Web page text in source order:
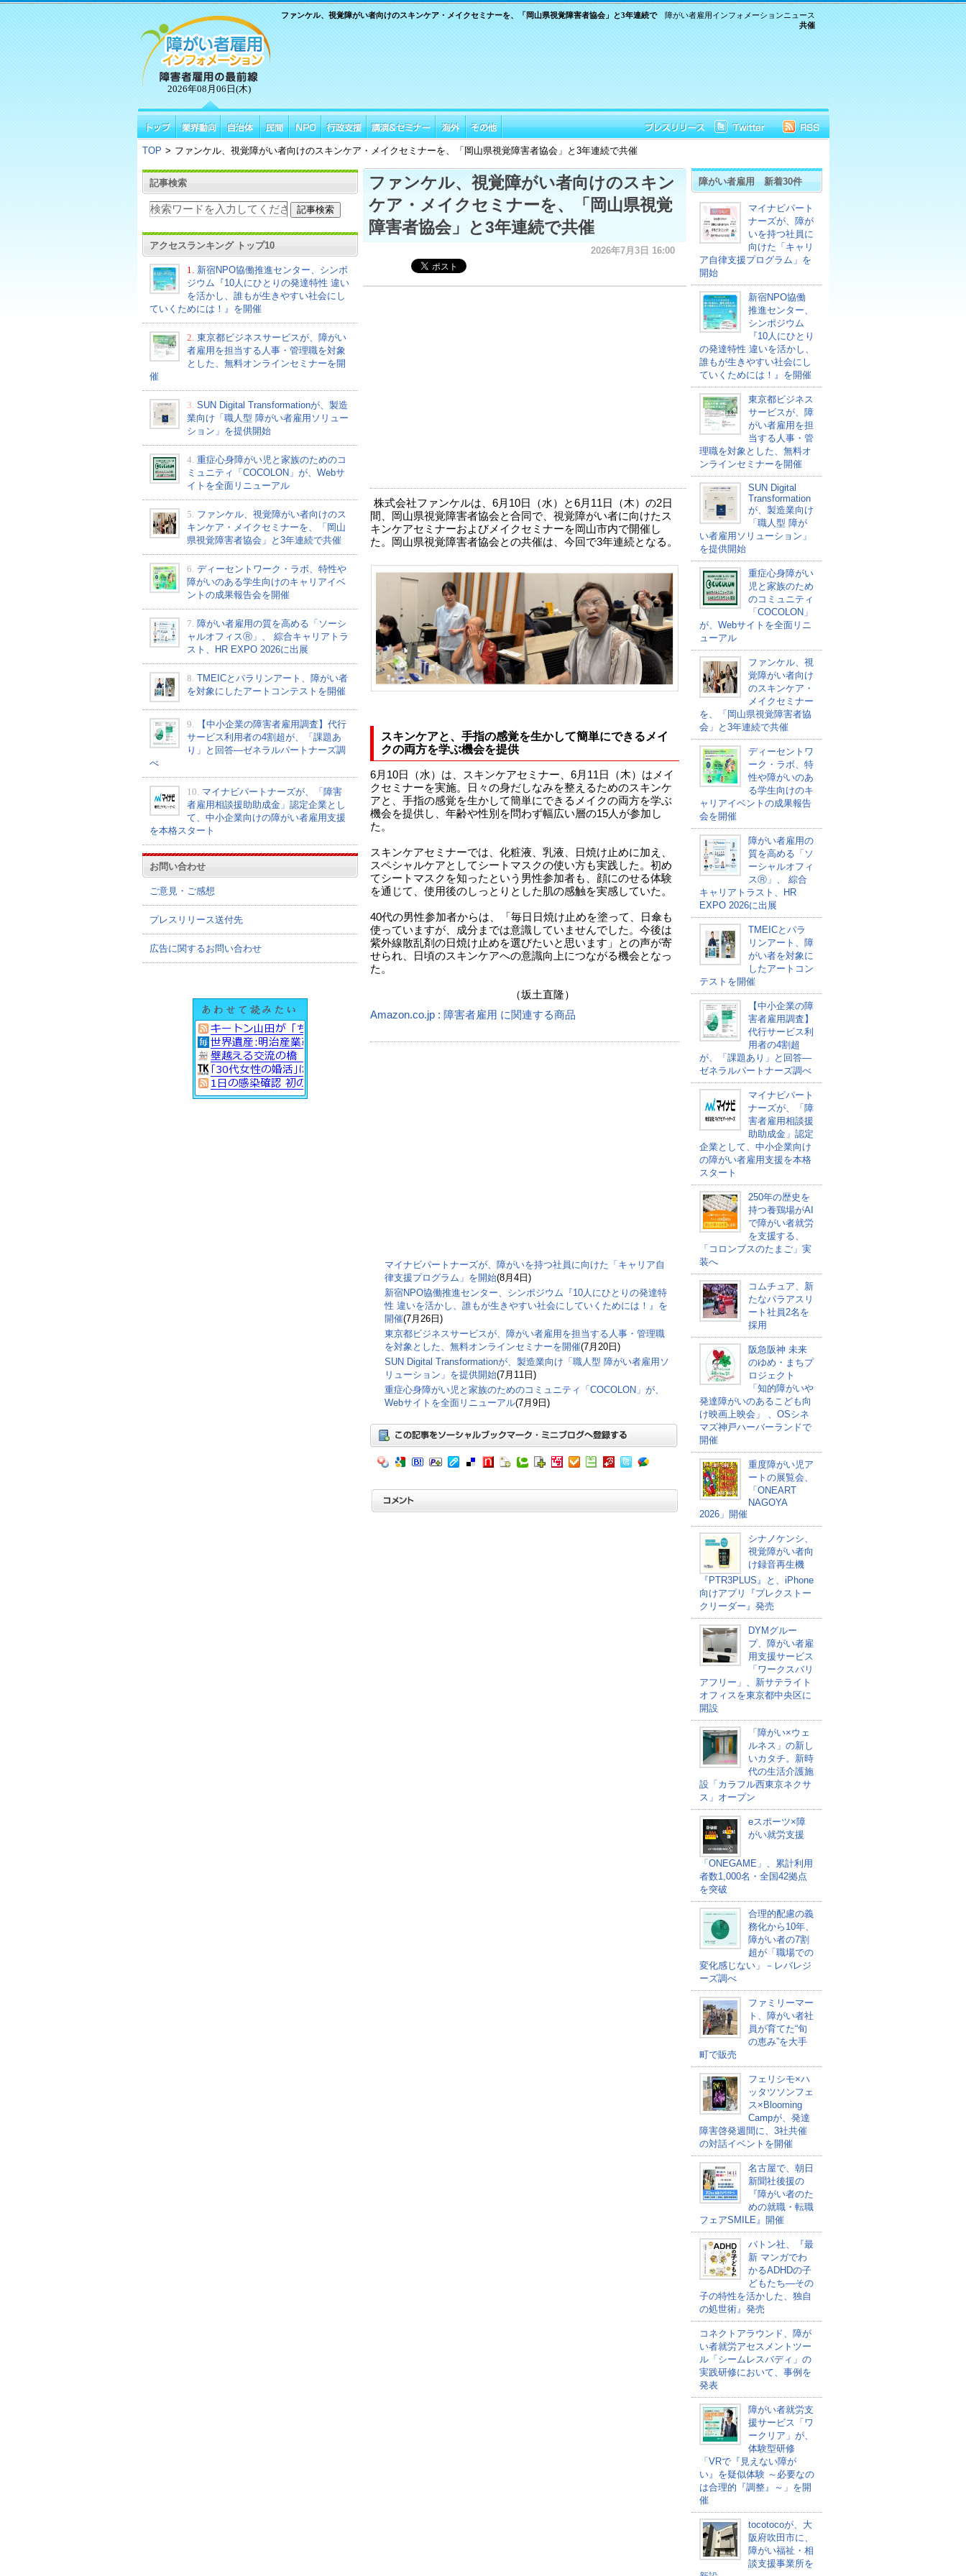
2026年08月06日(木)
障がい者雇用インフォメーションニュース
ファンケル、視覚障がい者向けのスキンケア・メイクセミナーを、「岡山県視覚障害者協会」と3年連続で
共催
TOP > ファンケル、視覚障がい者向けのスキンケア・メイクセミナーを、「岡山県視覚障害者協会」と3年連続で共催
記事検索
アクセスランキング トップ10
1.
新宿NPO協働推進センター、シンポ
ジウム『10人にひとりの発達特性 違い
を活かし、誰もが生きやすい社会にし
ていくためには！』を開催
2. 東京都ビジネスサービスが、障がい
者雇用を担当する人事・管理職を対象
とした、無料オンラインセミナーを開
催
3. SUN Digital Transformationが、製造
業向け「職人型 障がい者雇用ソリュー
ション」を提供開始
4. 重症心身障がい児と家族のためのコ
ミュニティ「COCOLON」が、Webサ
イトを全面リニューアル
5. ファンケル、視覚障がい者向けのス
キンケア・メイクセミナーを、「岡山
県視覚障害者協会」と3年連続で共催
6. ディーセントワーク・ラボ、特性や
障がいのある学生向けのキャリアイベ
ントの成果報告会を開催
7. 障がい者雇用の質を高める「ソーシ
ャルオフィスⓇ」、 綜合キャリアトラ
スト、HR EXPO 2026に出展
8. TMEICとパラリンアート、障がい者
を対象にしたアートコンテストを開催
9.
【中小企業の障害者雇用調査】代行
サービス利用者の4割超が、「課題あ
り」と回答―ゼネラルパートナーズ調
べ
10. マイナビパートナーズが、「障害
者雇用相談援助助成金」認定企業とし
て、中小企業向けの障がい者雇用支援
を本格スタート
お問い合わせ
ご意見・ご感想
プレスリリース送付先
広告に関するお問い合わせ
ファンケル、視覚障がい者向けのスキン
ケア・メイクセミナーを、「岡山県視覚
障害者協会」と3年連続で共催
2026年7月3日 16:00
株式会社ファンケルは、6月10日（水）と6月11日（木）の2日
間、岡山県視覚障害者協会と合同で、視覚障がい者に向けたス
キンケアセミナーおよびメイクセミナーを岡山市内で開催し
た。岡山県視覚障害者協会との共催は、今回で3年連続となる。
スキンケアと、手指の感覚を生かして簡単にできるメイ
クの両方を学ぶ機会を提供
6月10日（水）は、スキンケアセミナー、6月11日（木）はメイ
クセミナーを実施。日々の身だしなみを整えるためのスキンケ
アと、手指の感覚を生かして簡単にできるメイクの両方を学ぶ
機会を提供し、年齢や性別を問わず幅広い層の15人が参加し
た。
スキンケアセミナーでは、化粧液、乳液、日焼け止めに加え、
スペシャルケアとしてシートマスクの使い方も実践した。初め
てシートマスクを知ったという男性参加者も、顔にのせる体験
を通じて、使用後のしっとりとした肌の感触を実感していた。
40代の男性参加者からは、「毎日日焼け止めを塗って、日傘も
使っていますが、成分までは意識していませんでした。今後は
紫外線散乱剤の日焼け止めを選びたいと思います」との声が寄
せられ、日頃のスキンケアへの意識向上につながる機会となっ
た。
（坂土直隆）
Amazon.co.jp : 障害者雇用 に関連する商品
マイナビパートナーズが、障がいを持つ社員に向けた「キャリア自
律支援プログラム」を開始(8月4日)
新宿NPO協働推進センター、シンポジウム『10人にひとりの発達特
性 違いを活かし、誰もが生きやすい社会にしていくためには！』を
開催(7月26日)
東京都ビジネスサービスが、障がい者雇用を担当する人事・管理職
を対象とした、無料オンラインセミナーを開催(7月20日)
SUN Digital Transformationが、製造業向け「職人型 障がい者雇用ソ
リューション」を提供開始(7月11日)
重症心身障がい児と家族のためのコミュニティ「COCOLON」が、
Webサイトを全面リニューアル(7月9日)
障がい者雇用 新着30件
マイナビパート
ナーズが、障が
いを持つ社員に
向けた「キャリ
ア自律支援プログラム」を
開始
新宿NPO協働
推進センター、
シンポジウム
『10人にひとり
の発達特性 違いを活かし、
誰もが生きやすい社会にし
ていくためには！』を開催
東京都ビジネス
サービスが、障
がい者雇用を担
当する人事・管
理職を対象とした、無料オ
ンラインセミナーを開催
SUN Digital
Transformation
が、製造業向け
「職人型 障が
い者雇用ソリューション」
を提供開始
重症心身障がい
児と家族のため
のコミュニティ
「COCOLON」
が、Webサイトを全面リニ
ューアル
ファンケル、視
覚障がい者向け
のスキンケア・
メイクセミナー
を、「岡山県視覚障害者協
会」と3年連続で共催
ディーセントワ
ーク・ラボ、特
性や障がいのあ
る学生向けのキ
ャリアイベントの成果報告
会を開催
障がい者雇用の
質を高める「ソ
ーシャルオフィ
スⓇ」、 綜合
キャリアトラスト、HR
EXPO 2026に出展
TMEICとパラ
リンアート、障
がい者を対象に
したアートコン
テストを開催
【中小企業の障
害者雇用調査】
代行サービス利
用者の4割超
が、「課題あり」と回答―
ゼネラルパートナーズ調べ
マイナビパート
ナーズが、「障
害者雇用相談援
助助成金」認定
企業として、中小企業向け
の障がい者雇用支援を本格
スタート
250年の歴史を
持つ養鶏場がAI
で障がい者就労
を支援する、
「コロンブスのたまご」実
装へ
コムチュア、新
たなパラアスリ
ート社員2名を
採用
阪急阪神 未来
のゆめ・まちプ
ロジェクト
「知的障がいや
発達障がいのあるこども向
け映画上映会」 、OSシネ
マズ神戸ハーバーランドで
開催
重度障がい児ア
ートの展覧会、
「ONEART
NAGOYA
2026」開催
シナノケンシ、
視覚障がい者向
け録音再生機
『PTR3PLUS』と、iPhone
向けアプリ『プレクストー
クリーダー』発売
DYMグルー
プ、障がい者雇
用支援サービス
「ワークスバリ
アフリー」、新サテライト
オフィスを東京都中央区に
開設
「障がい×ウェ
ルネス」の新し
いカタチ。新時
代の生活介護施
設「カラフル西東京ネクサ
ス」オープン
eスポーツ×障
がい就労支援
「ONEGAME」、累計利用
者数1,000名・全国42拠点
を突破
合理的配慮の義
務化から10年、
障がい者の7割
超が「職場での
変化感じない」－レバレジ
ーズ調べ
ファミリーマー
ト、障がい者社
員が育てた“旬
の恵み”を大手
町で販売
フェリシモ×ハ
ッタツソンフェ
ス×Blooming
Campが、発達
障害啓発週間に、3社共催
の対話イベントを開催
名古屋で、朝日
新聞社後援の
『障がい者のた
めの就職・転職
フェアSMILE』開催
バトン社、『最
新 マンガでわ
かるADHDの子
どもたち―その
子の特性を活かした、独自
の処世術』発売
コネクトアラウンド、障が
い者就労アセスメントツー
ル「シームレスバディ」の
実践研修において、事例を
発表
障がい者就労支
援サービス「ワ
ークリア」が、
体験型研修
「VRで『見えない障が
い』を疑似体験 ～必要なの
は合理的『調整』～」を開
催
tocotocoが、大
阪府吹田市に、
障がい福祉・相
談支援事業所を